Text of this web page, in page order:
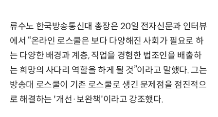
류수노 한국방송통신대 총장은 20일 전자신문과 인터뷰
에서 “온라인 로스쿨은 보다 다양해진 사회가 필요로 하
는 다양한 배경과 계층, 직업을 경험한 법조인을 배출하
는 희망의 사다리 역할을 하게 될 것”이라고 말했다. 그는
방송대 로스쿨이 기존 로스쿨로 생긴 문제점을 점진적으
로 해결하는 '개선·보완책'이라고 강조했다.